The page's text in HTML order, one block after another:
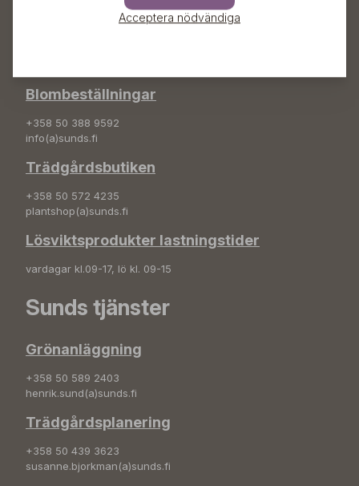
Blombeställningar
+358 50 388 9592
info(a)sunds.fi
Trädgårdsbutiken
+358 50 572 4235
plantshop(a)sunds.fi
Lösviktsprodukter lastningstider
vardagar kl.09-17, lö kl. 09-15
Sunds tjänster
Grönanläggning
+358 50 589 2403
henrik.sund(a)sunds.fi
Trädgårdsplanering
+358 50 439 3623
susanne.bjorkman(a)sunds.fi
Acceptera nödvändiga